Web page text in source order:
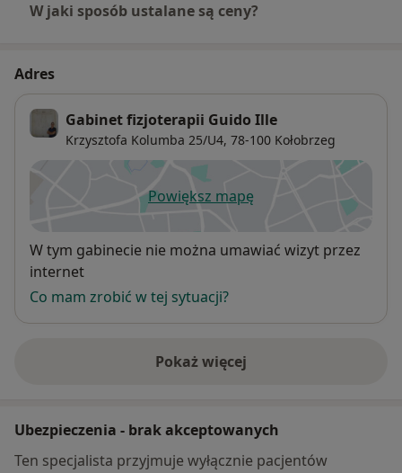
W jaki sposób ustalane są ceny?
Adres
Gabinet fizjoterapii Guido Ille
Krzysztofa Kolumba 25/U4, 78-100 Kołobrzeg
Powiększ mapęotwiera się w nowej karcie
Dostępność
W tym gabinecie nie można umawiać wizyt przez
internet
Co mam zrobić w tej sytuacji?
Pokaż więcej
o adresie
Ubezpieczenia - brak akceptowanych
Ten specjalista przyjmuje wyłącznie pacjentów